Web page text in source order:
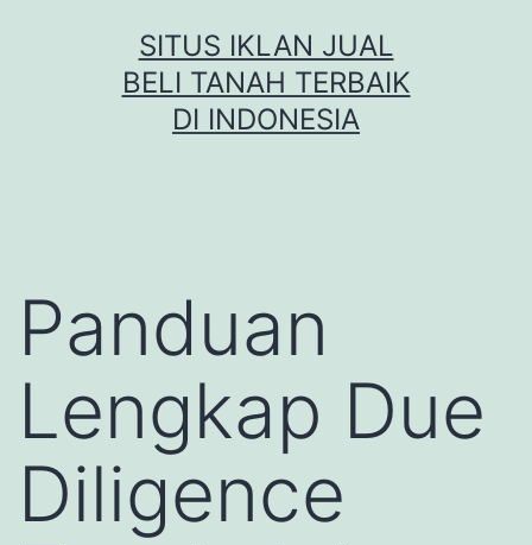
SITUS IKLAN JUAL
BELI TANAH TERBAIK
DI INDONESIA
Panduan
Lengkap Due
Diligence